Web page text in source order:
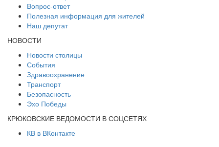
Вопрос-ответ
Полезная информация для жителей
Наш депутат
НОВОСТИ
Новости столицы
События
Здравоохранение
Транспорт
Безопасность
Эхо Победы
КРЮКОВСКИЕ ВЕДОМОСТИ В СОЦСЕТЯХ
КВ в ВКонтакте